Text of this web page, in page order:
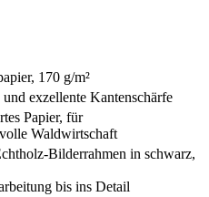
170 g/m²
exzellente Kantenschärfe
Papier, für
Waldwirtschaft
Bilderrahmen in schwarz,
bis ins Detail